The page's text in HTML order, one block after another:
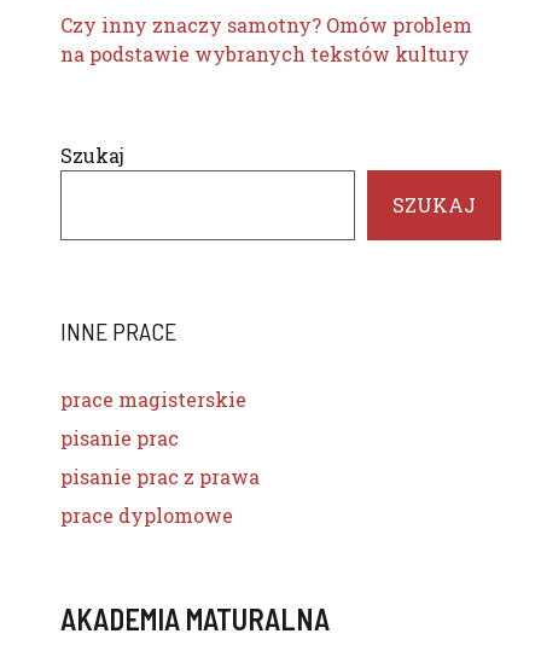
Czy inny znaczy samotny? Omów problem
na podstawie wybranych tekstów kultury
Szukaj
SZUKAJ
INNE PRACE
prace magisterskie
pisanie prac
pisanie prac z prawa
prace dyplomowe
AKADEMIA MATURALNA